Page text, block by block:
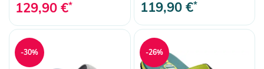
129,90 €* 119,90 €*
-30% -26%